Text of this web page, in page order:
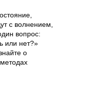
с волнением,
вопрос:
или нет?»
о